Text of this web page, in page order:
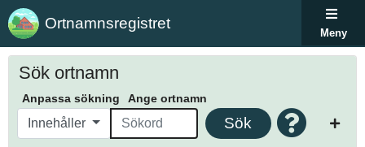
Ortnamnsregistret
Meny
Sök ortnamn
Anpassa sökning Ange ortnamn
Innehåller Sök